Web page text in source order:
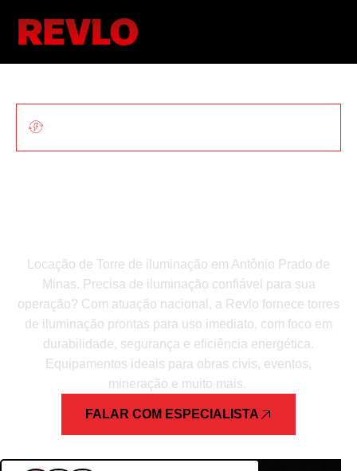
Locação de Torre de iluminação em Antônio Prado de
Minas. Precisa de iluminação confiável para sua
operação? Com atuação nacional, a Revlo fornece torres
de iluminação prontas para uso imediato, com foco em
durabilidade, segurança e eficiência energética.
Equipamentos ideais para obras civis, eventos,
mineração e muito mais.
FALAR COM ESPECIALISTA